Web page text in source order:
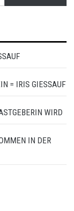
= IRIS GIESSAUF
WIRD
IN DER